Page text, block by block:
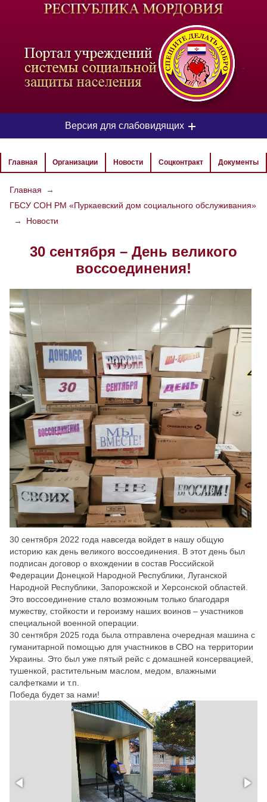
-
Версия для слабовидящих
ЦВЕТОВАЯ СХЕМА
РАЗМЕР ТЕКСТА
ИЗОБРАЖЕНИЯ
Настройки по умолчанию
Главная Организации Новости Соцконтракт Документы
Главная
→
ГБСУ СОН РМ «Пуркаевский дом социального обслуживания»
→
Новости
30 сентября – День великого
воссоединения!
30 сентября 2022 года навсегда войдет в нашу общую
историю как день великого воссоединения. В этот день был
подписан договор о вхождении в состав Российской
Федерации Донецкой Народной Республики, Луганской
Народной Республики, Запорожской и Херсонской областей.
Это воссоединение стало возможным только благодаря
мужеству, стойкости и героизму наших воинов – участников
специальной военной операции.
30 сентября 2025 года была отправлена очередная машина с
гуманитарной помощью для участников в СВО на территории
Украины. Это был уже пятый рейс с домашней консервацией,
тушенкой, растительным маслом, медом, влажными
салфетками и т.п.
Победа будет за нами!